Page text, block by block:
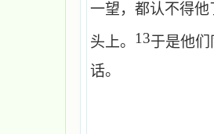
一望，都认不得
头上。 13于是他
话。